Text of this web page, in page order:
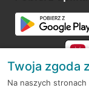
Twoja zgoda
Na naszych